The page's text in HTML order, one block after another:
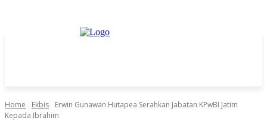
Home Ekbis
Erwin Gunawan Hutapea Serahkan Jabatan KPwBI Jatim
Kepada Ibrahim